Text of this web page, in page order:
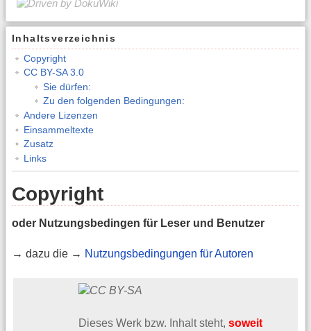
Inhaltsverzeichnis
Copyright
CC BY-SA 3.0
Sie dürfen:
Zu den folgenden Bedingungen:
Andere Lizenzen
Einsammeltexte
Zusatz
Links
Copyright
oder Nutzungsbedingen für Leser und Benutzer
→ dazu die → Nutzungsbedingungen für Autoren
Dieses Werk bzw. Inhalt steht, soweit